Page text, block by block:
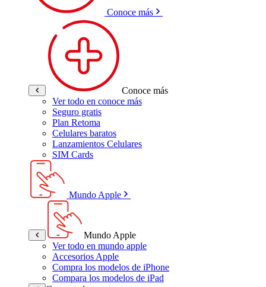
Conoce más
Conoce más
Ver todo en conoce más
Seguro gratis
Plan Retoma
Celulares baratos
Lanzamientos Celulares
SIM Cards
Mundo Apple
Mundo Apple
Ver todo en mundo apple
Accesorios Apple
Compra los modelos de iPhone
Compara los modelos de iPad